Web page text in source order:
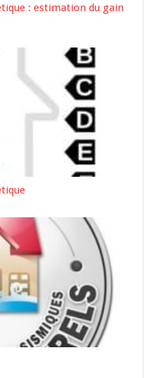
: estimation du gain